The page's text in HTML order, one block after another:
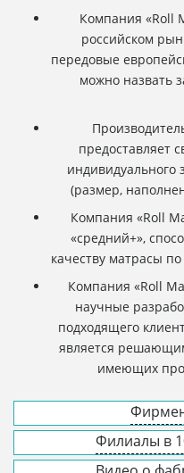
Компания «Roll
российском
передовые
можно назвать
предоставляет
индивидуального
(размер,
Компания «Roll
«средний+»,
качеству матрасы
Компания «Roll
научные
подходящего
является
имеющих
Филиалы в